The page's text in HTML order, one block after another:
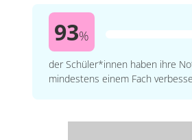
93%
der Schüler*innen haben ihre
mindestens einem Fach